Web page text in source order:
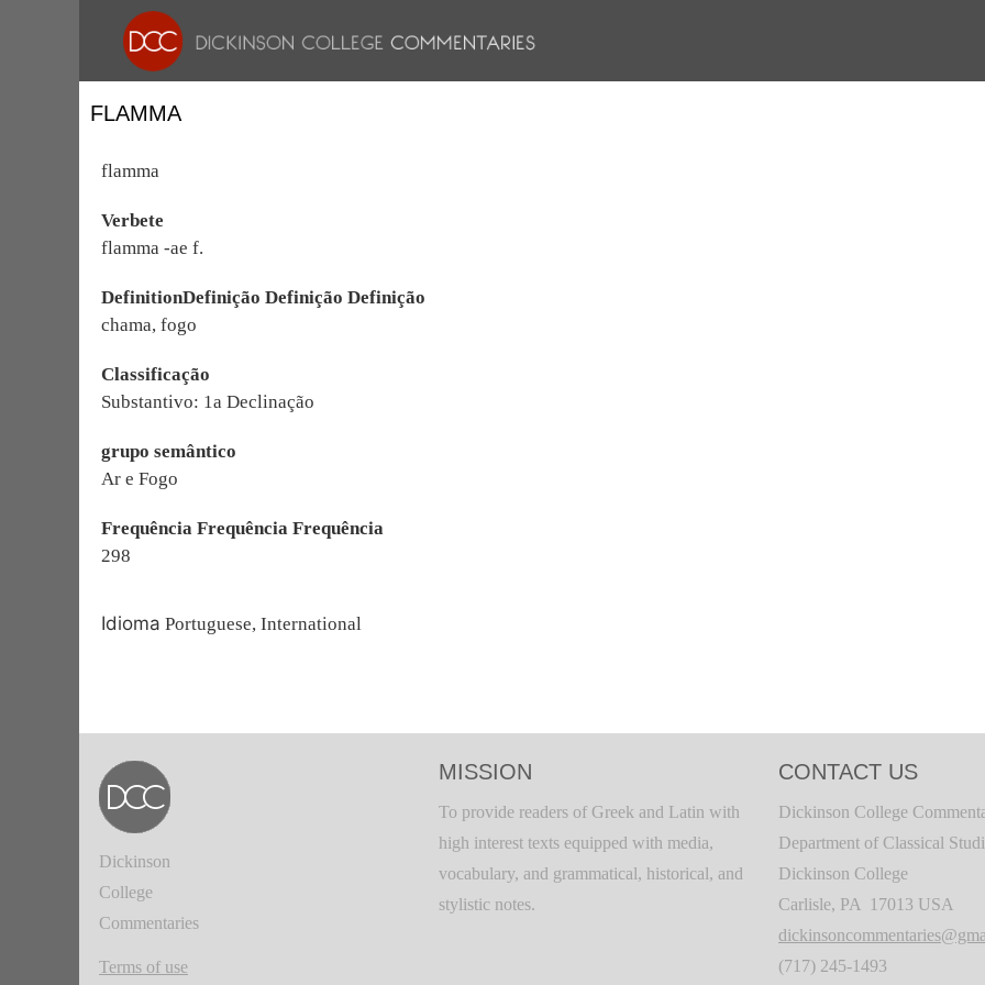
FLAMMA
flamma
Verbete
flamma -ae f.
DefinitionDefinição Definição Definição
chama, fogo
Classificação
Substantivo: 1a Declinação
grupo semântico
Ar e Fogo
Frequência Frequência Frequência
298
Idioma Portuguese, International
Dickinson
College
Commentaries
Terms of use
MISSION
To provide readers of Greek and Latin with
high interest texts equipped with media,
vocabulary, and grammatical, historical, and
stylistic notes.
CONTACT US
Dickinson College
Department of Classical
Dickinson College
Carlisle, PA 17013 USA
(717) 245-1493